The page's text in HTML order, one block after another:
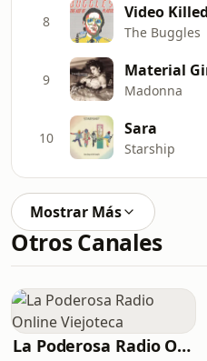
8 Video
The Buggles
9 Material
Madonna
10 Sara
Starship
Mostrar Más
Otros Canales
La Poderosa Radio Online Viejoteca